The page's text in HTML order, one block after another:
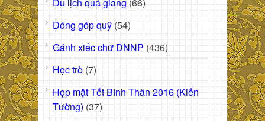
Đóng góp quỹ (54)
Gánh xiếc chữ DNNP (436)
Học trò (7)
Họp mặt Tết Bính Thân 2016 (Kiến
Tường) (37)